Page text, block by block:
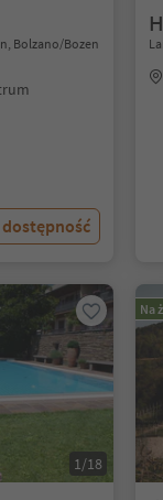
Bolzano/Bozen
1/18
Na